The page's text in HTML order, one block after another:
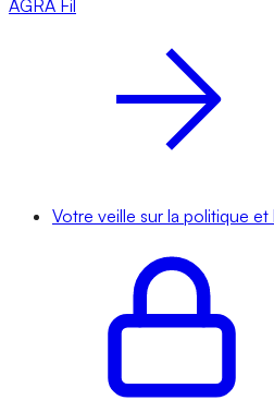
AGRA Fil
Votre veille sur la politique